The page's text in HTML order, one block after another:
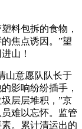
料包拆的食物，
焦点诱因。”望
山！
意愿队队长于
影响纷纷插手，
层层堆积，”京
难以忘怀。监管
。累计清运出的